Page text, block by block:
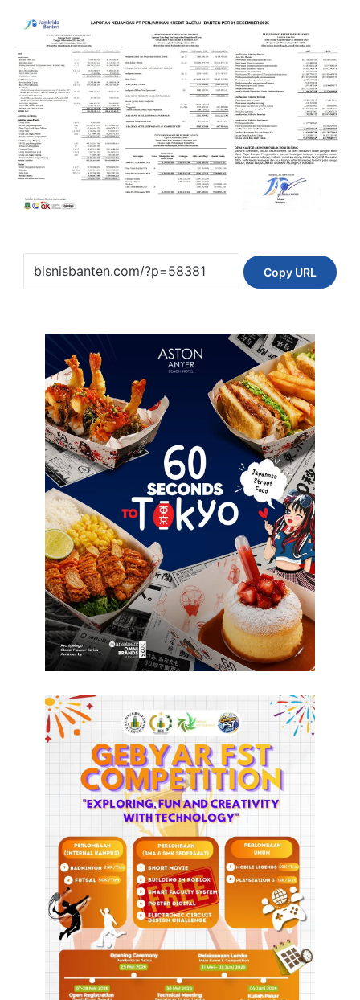
Copy URL